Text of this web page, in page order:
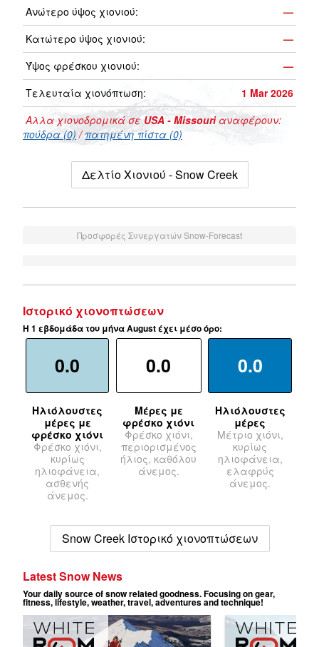
Ανώτερο ύψος χιονιού:
—
Κατώτερο ύψος χιονιού:
—
Ύψος φρέσκου χιονιού:
—
Τελευταία χιονόπτωση:
1 Mar 2026
Αλλα χιονοδρομικά σεUSA - Missouriαναφέρουν:
πούδρα (0) /πατημένη πίστα (0)
Δελτίο Χιονιού - Snow Creek
Προσφορές Συνεργατών Snow-Forecast
Ιστορικό χιονοπτώσεων
Η 1 εβδομάδα του μήνα August έχει μέσο όρο:
0.0
Ηλιόλουστες
μέρες με
φρέσκο χιόνι
Φρέσκο χιόνι,
κυρίως
ηλιοφάνεια,
ασθενής
άνεμος.
0.0
Μέρες με
φρέσκο χιόνι
Φρέσκο χιόνι,
περιορισμένος
ήλιος, καθόλου
άνεμος.
0.0
Ηλιόλουστες
μέρες
Μέτριο χιόνι,
κυρίως
ηλιοφάνεια,
ελαφρύς
άνεμος.
Snow Creek Ιστορικό χιονοπτώσεων